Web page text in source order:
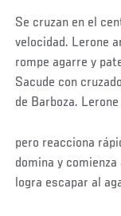
Se cruzan en el
velocidad. Lerone
rompe agarre y
Sacude con
de Barboza.
pero reacciona
domina y
logra escapar al